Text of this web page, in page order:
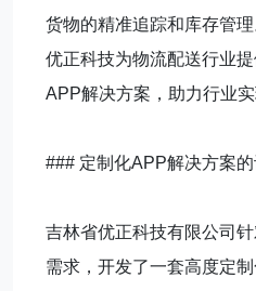
货物的精准追踪和库存管
优正科技为物流配送行业
APP解决方案，助力行业实
### 定制化APP解决方案
吉林省优正科技有限公司
需求，开发了一套高度定